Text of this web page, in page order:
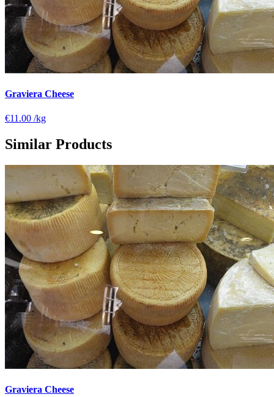
Graviera Cheese
€11.00 /kg
Similar Products
Graviera Cheese